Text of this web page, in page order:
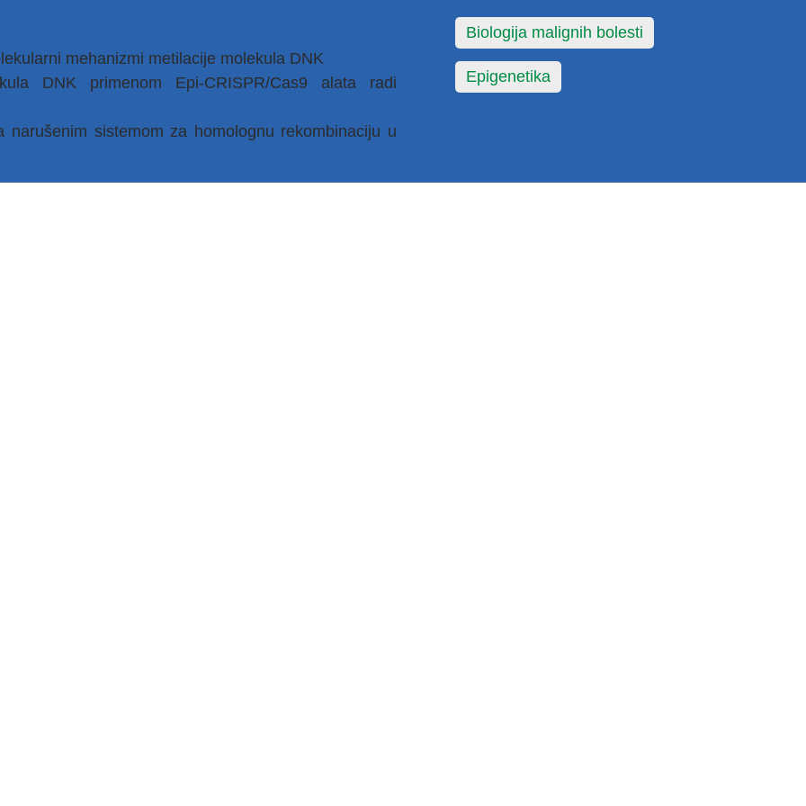
mehanizmi metilacije molekula DNK
DNK primenom Epi-CRISPR/Cas9 alata radi
sistemom za homolognu rekombinaciju u
Biologija malignih bolesti
Epigenetika